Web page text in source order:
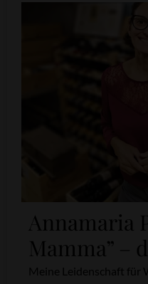
Annamaria
Mamma” –
Meine Leidenschaft für